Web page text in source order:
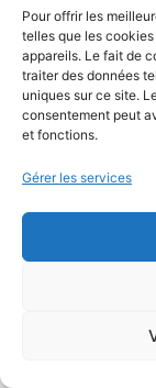
Pour offrir les
telles que les
appareils. Le fait de
traiter des données
uniques sur ce site.
consentement peut
et fonctions.
Gérer les services
Le risque
La
Il existe
une
radon est un
dans le sol et